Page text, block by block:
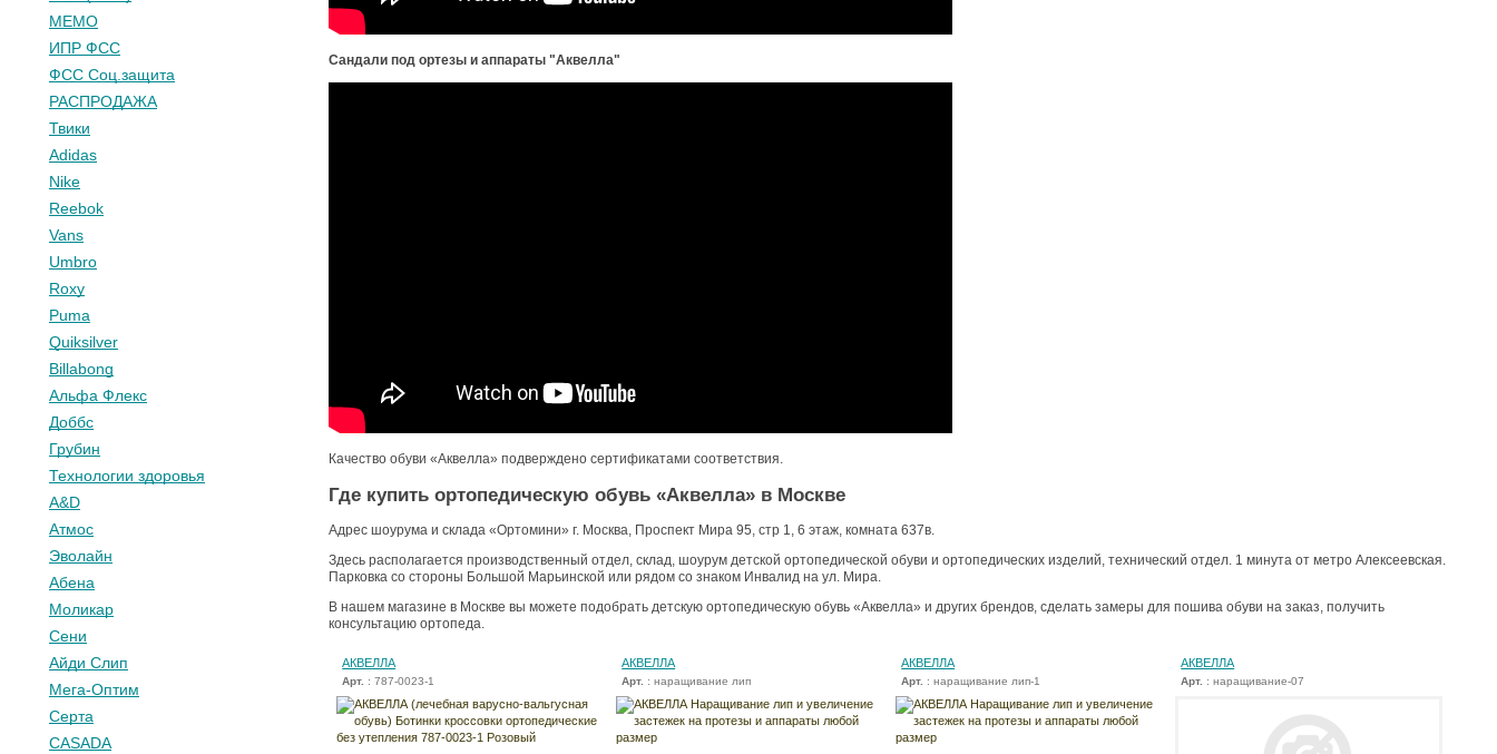
МЕМО
ИПР ФСС
ФСС Соц.защита
РАСПРОДАЖА
Твики
Adidas
Nike
Reebok
Vans
Umbro
Roxy
Puma
Quiksilver
Billabong
Альфа Флекс
Доббс
Грубин
Технологии здоровья
A&D
Атмос
Эволайн
Абена
Моликар
Сени
Айди Слип
Мега-Оптим
Серта
CASADA
Сандалипод ортезы и аппараты "Аквелла"
Качество обуви «Аквелла» подверждено сертификатами соответствия.
Где купить ортопедическую обувь «Аквелла» в Москве
Адрес шоурума и склада «Ортомини» г. Москва, Проспект Мира 95, стр 1, 6 этаж, комната 637в.
Здесь располагается производственный отдел, склад, шоурум детской ортопедической обуви и ортопедических изделий, технический отдел. 1 минута от метро Алексеевская.
Парковка со стороны Большой Марьинской или рядом со знаком Инвалид на ул. Мира.
В нашем магазине в Москве вы можете подобрать детскую ортопедическую обувь «Аквелла» и других брендов, сделать замеры для пошива обуви на заказ, получить
консультацию ортопеда.
АКВЕЛЛА
Арт. : 787-0023-1
АКВЕЛЛА
Арт. : наращивание лип
АКВЕЛЛА
Арт. : наращивание лип-1
АКВЕЛЛА
Арт. : наращивание-07